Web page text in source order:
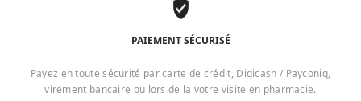
PAIEMENT SÉCURISÉ
Payez en toute sécurité par carte de crédit, Digicash / Payconiq,
virement bancaire ou lors de la votre visite en pharmacie.